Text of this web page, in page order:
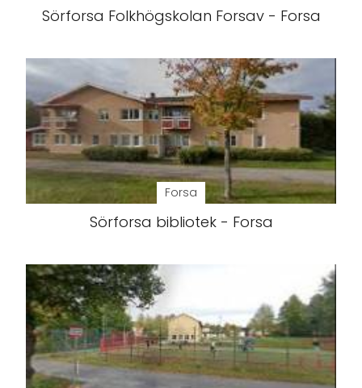
Sörforsa Folkhögskolan Forsav - Forsa
Forsa
Sörforsa bibliotek - Forsa